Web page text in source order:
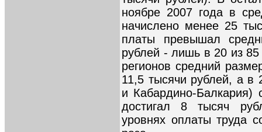
ноябре 2007 года в
начислено менее 25
платы превышал
рублей - лишь в 20 из 85
регионов средний
11,5 тысячи рублей, а в
и Кабардино-Балкария)
достигал 8 тысяч
уровнях оплаты труда